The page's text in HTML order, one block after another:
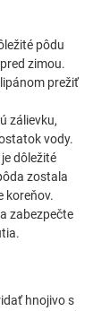
pôdu
zimou.
prežiť
zálievku,
vody.
dôležité
zostala
koreňov.
zabezpečte
hnojivo s